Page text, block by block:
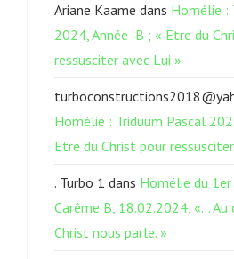
Ariane Kaame dans Homélie :
2024, Année B ; « Etre du
ressusciter avec Lui »
Homélie : Triduum Pascal
Etre du Christ pour
. Turbo 1 dans Homélie du
Carême B, 18.02.2024, «…
Christ nous parle. »